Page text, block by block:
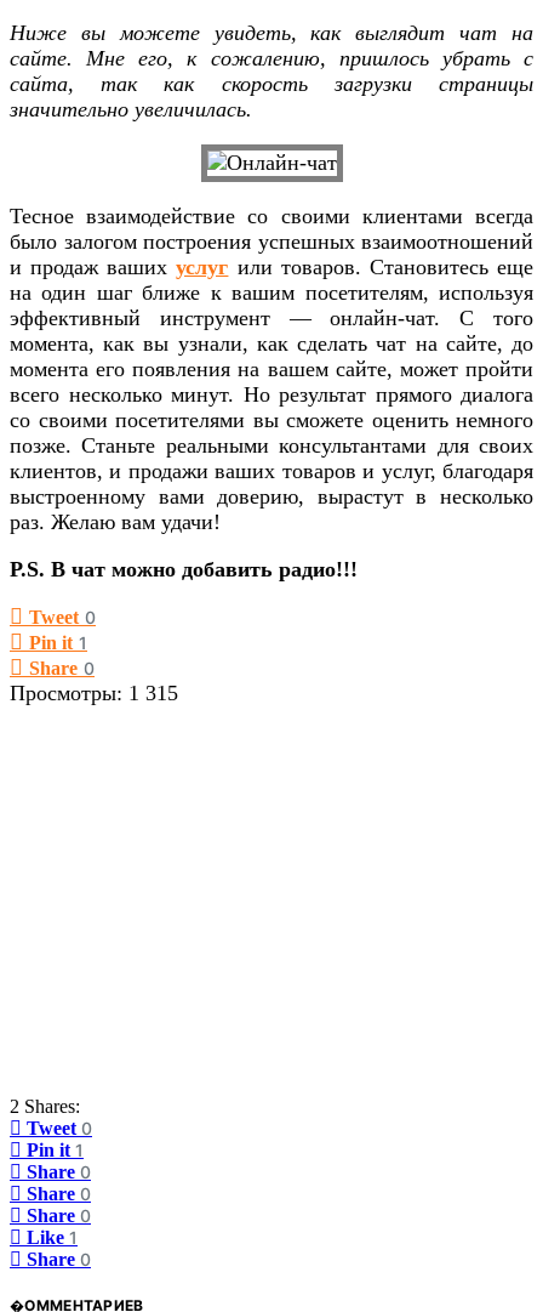
Ниже вы можете увидеть, как выглядит чат на
сайте. Мне его, к сожалению, пришлось убрать с
сайта, так как скорость загрузки страницы
значительно увеличилась.
Тесное взаимодействие со своими клиентами всегда
было залогом построения успешных взаимоотношений
и продаж вашихуслуг или товаров. Становитесь еще
на один шаг ближе к вашим посетителям, используя
эффективный инструмент — онлайн-чат. С того
момента, как вы узнали, как сделать чат на сайте, до
момента его появления на вашем сайте, может пройти
всего несколько минут. Но результат прямого диалога
со своими посетителями вы сможете оценить немного
позже. Станьте реальными консультантами для своих
клиентов, и продажи ваших товаров и услуг, благодаря
выстроенному вами доверию, вырастут в несколько
раз. Желаю вам удачи!
P.S. В чат можно добавить радио!!!
Tweet 0
Pin it 1
Share 0
Просмотры: 1 315
2 Shares:
Tweet 0
Pin it 1
Share 0
Share 0
Share 0
Like 1
Share 0
�ОММЕНТАРИЕВ